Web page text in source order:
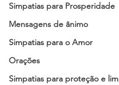
Simpatias para Prosperidade
Mensagens de ânimo
Simpatias para o Amor
Orações
Simpatias para proteção e